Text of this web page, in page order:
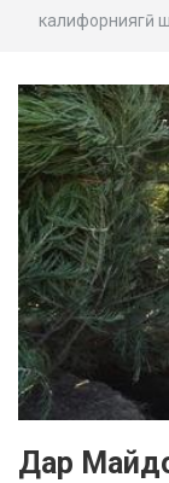
калифорниягӣ
Дар